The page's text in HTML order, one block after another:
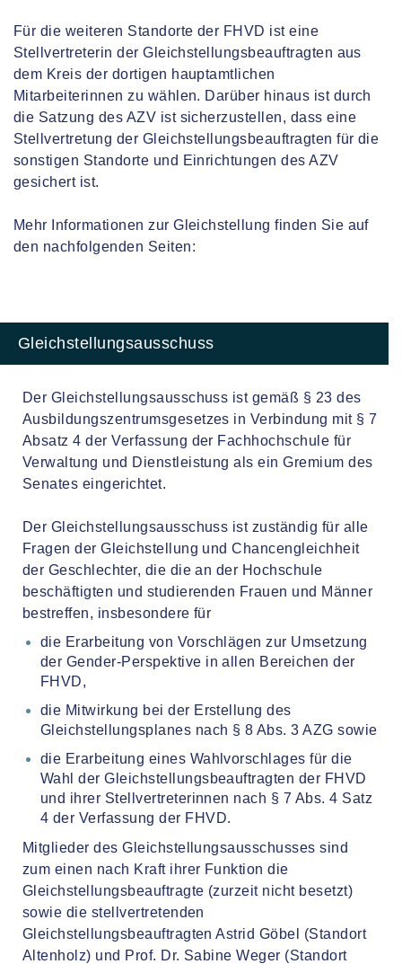
Für die weiteren Standorte der FHVD ist eine
Stellvertreterin der Gleichstellungsbeauftragten aus
dem Kreis der dortigen hauptamtlichen
Mitarbeiterinnen zu wählen. Darüber hinaus ist durch
die Satzung des AZV ist sicherzustellen, dass eine
Stellvertretung der Gleichstellungsbeauftragten für die
sonstigen Standorte und Einrichtungen des AZV
gesichert ist.
Mehr Informationen zur Gleichstellung finden Sie auf
den nachfolgenden Seiten:
Gleichstellungsausschuss
Der Gleichstellungsausschuss ist gemäß § 23 des
Ausbildungszentrumsgesetzes in Verbindung mit § 7
Absatz 4 der Verfassung der Fachhochschule für
Verwaltung und Dienstleistung als ein Gremium des
Senates eingerichtet.
Der Gleichstellungsausschuss ist zuständig für alle
Fragen der Gleichstellung und Chancengleichheit
der Geschlechter, die die an der Hochschule
beschäftigten und studierenden Frauen und Männer
bestreffen, insbesondere für
die Erarbeitung von Vorschlägen zur Umsetzung
der Gender-Perspektive in allen Bereichen der
FHVD,
die Mitwirkung bei der Erstellung des
Gleichstellungsplanes nach § 8 Abs. 3 AZG sowie
die Erarbeitung eines Wahlvorschlages für die
Wahl der Gleichstellungsbeauftragten der FHVD
und ihrer Stellvertreterinnen nach § 7 Abs. 4 Satz
4 der Verfassung der FHVD.
Mitglieder des Gleichstellungsausschusses sind
zum einen nach Kraft ihrer Funktion die
Gleichstellungsbeauftragte (zurzeit nicht besetzt)
sowie die stellvertretenden
Gleichstellungsbeauftragten Astrid Göbel (Standort
Altenholz) und Prof. Dr. Sabine Weger (Standort